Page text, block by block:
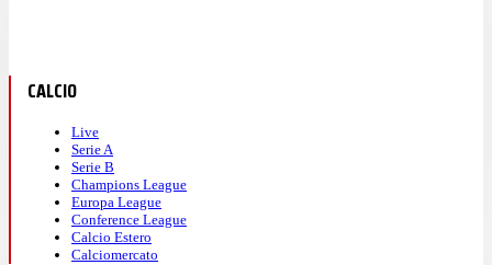
CALCIO
Live
Serie A
Serie B
Champions League
Europa League
Conference League
Calcio Estero
Calciomercato